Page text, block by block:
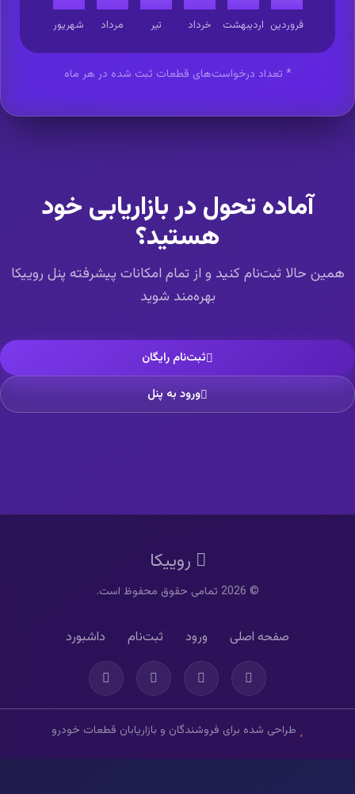
فروردین اردیبهشت خرداد تیر مرداد شهریور
* تعداد درخواست‌های قطعات ثبت شده در هر ماه
آماده تحول در بازاریابی خود
هستید؟
همین حالا ثبت‌نام کنید و از تمام امکانات پیشرفته پنل روییکا
بهره‌مند شوید
ثبت‌نام رایگان
ورود به پنل
روییکا
© 2026 تمامی حقوق محفوظ است.
صفحه اصلی ورود ثبت‌نام داشبورد
طراحی شده برای فروشندگان و بازاریابان قطعات خودرو